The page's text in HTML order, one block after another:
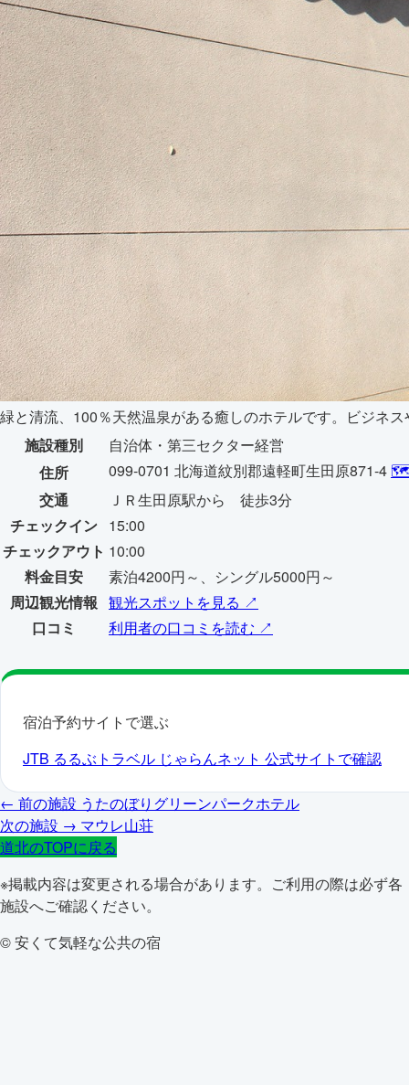
緑と清流、100％天然温泉がある癒しのホテルです。ビジネ
施設種別
自治体・第三セクター経営
住所
099-0701 北海道紋別郡遠軽町生田原871-4 🗺️
交通
ＪＲ生田原駅から 徒歩3分
チェックイン 15:00
チェックアウト 10:00
料金目安
素泊4200円～、シングル5000円～
周辺観光情報 観光スポットを見る ↗
口コミ
利用者の口コミを読む ↗
宿泊予約サイトで選ぶ
JTB るるぶトラベル じゃらんネット 公式サイトで確認
← 前の施設 うたのぼりグリーンパークホテル
次の施設 → マウレ山荘
道北のTOPに戻る
※掲載内容は変更される場合があります。ご利用の際は必ず各
施設へご確認ください。
© 安くて気軽な公共の宿